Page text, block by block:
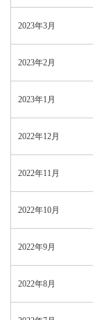
2023年3月
2023年2月
2023年1月
2022年12月
2022年11月
2022年10月
2022年9月
2022年8月